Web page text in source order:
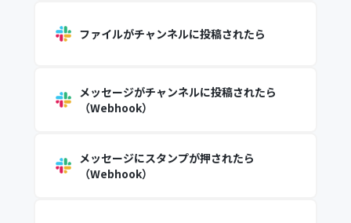
ファイルがチャンネルに投稿されたら
メッセージがチャンネルに投稿されたら
（Webhook）
メッセージにスタンプが押されたら
（Webhook）